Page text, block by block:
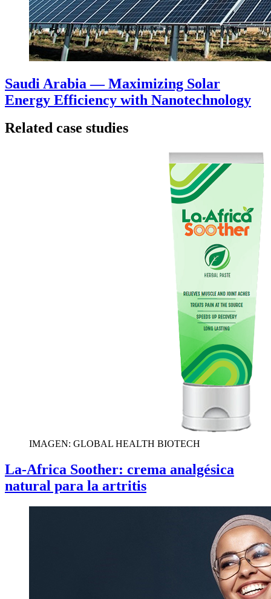
Saudi Arabia — Maximizing Solar
Energy Efficiency with Nanotechnology
Related case studies
IMAGEN: GLOBAL HEALTH BIOTECH
La-Africa Soother: crema analgésica
natural para la artritis